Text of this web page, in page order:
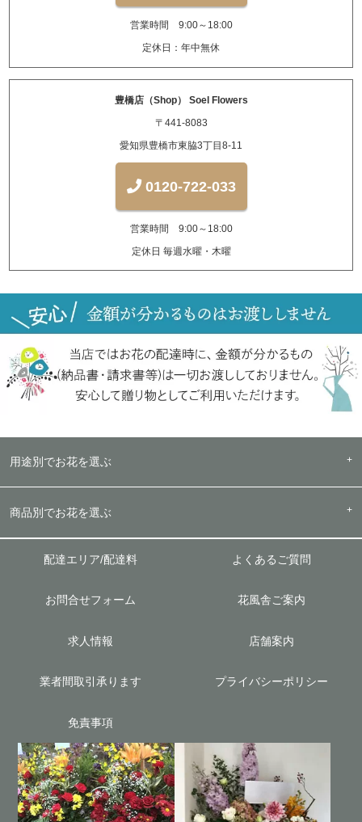
営業時間 9:00～18:00
定休日：年中無休
豊橋店（Shop） Soel Flowers
〒441-8083
愛知県豊橋市東脇3丁目8-11
0120-722-033
営業時間 9:00～18:00
定休日 毎週水曜・木曜
用途別でお花を選ぶ
商品別でお花を選ぶ
配達エリア/配達料 よくあるご質問
お問合せフォーム 花風舎ご案内
求人情報 店舗案内
業者間取引承ります プライバシーポリシー
免責事項